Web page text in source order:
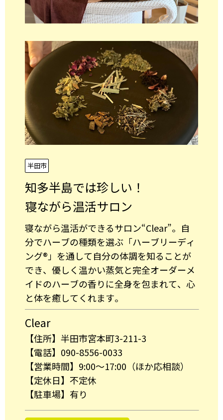
半田市
知多半島では珍しい！
寝ながら温活サロン
寝ながら温活ができるサロン“Clear”。自
分でハーブの種類を選ぶ「ハーブリーディ
ング®」を通して自分の体調を知ることが
でき、優しく温かい蒸気と完全オーダーメ
イドのハーブの香りに全身を包まれて、心
と体を癒してくれます。
Clear
【住所】半田市宮本町3-211-3
【電話】090-8556-0033
【営業時間】9:00～17:00（ほか応相談）
【定休日】不定休
【駐車場】有り